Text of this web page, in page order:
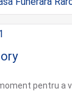
pentru a